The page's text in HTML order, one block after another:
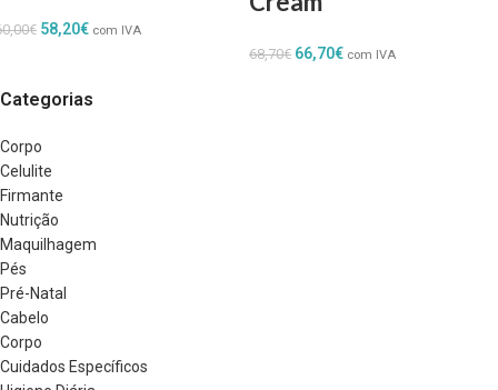
Categorias
Corpo
Celulite
Firmante
Nutrição
Maquilhagem
Pés
Pré-Natal
Cabelo
Corpo
Cuidados Específicos
€ 58,20€ com IVA
68,70€ 66,70€ com IVA